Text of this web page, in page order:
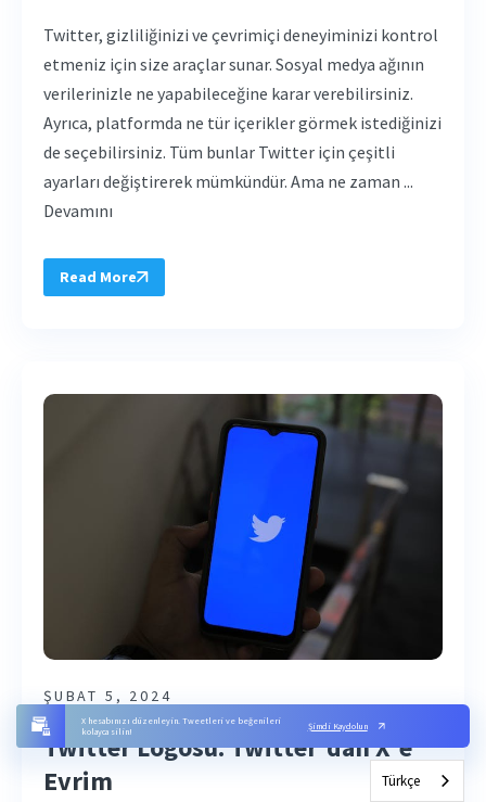
X hesabınızı düzenleyin. Tweetleri ve beğenileri
kolayca silin!
Şimdi Kaydolun
Twitter, gizliliğinizi ve çevrimiçi deneyiminizi kontrol
etmeniz için size araçlar sunar. Sosyal medya ağının
verilerinizle ne yapabileceğine karar verebilirsiniz.
Ayrıca, platformda ne tür içerikler görmek istediğinizi
de seçebilirsiniz. Tüm bunlar Twitter için çeşitli
ayarları değiştirerek mümkündür. Ama ne zaman ...
Devamını
Read More
ŞUBAT 5, 2024
Twitter Logosu: Twitter'dan X'e
Evrim
Türkçe